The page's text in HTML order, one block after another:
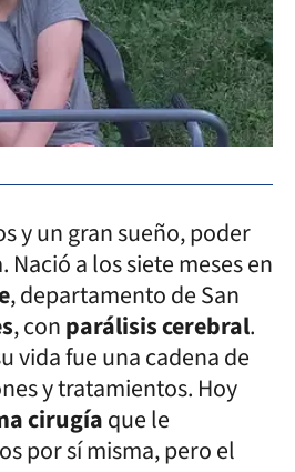
y un gran sueño, poder
Nació a los siete meses en
, departamento de San
, conparálisis cerebral.
vida fue una cadena de
y tratamientos. Hoy
cirugíaque le
por sí misma, pero el